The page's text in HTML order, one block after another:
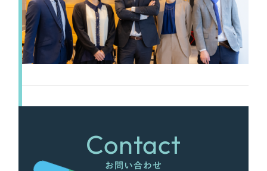
Contact
お問い合わせ